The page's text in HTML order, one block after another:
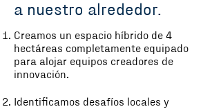
a nuestro alrededor.
Creamos un espacio híbrido de 4
hectáreas completamente equipado
para alojar equipos creadores de
innovación.
Identificamos desafíos locales y